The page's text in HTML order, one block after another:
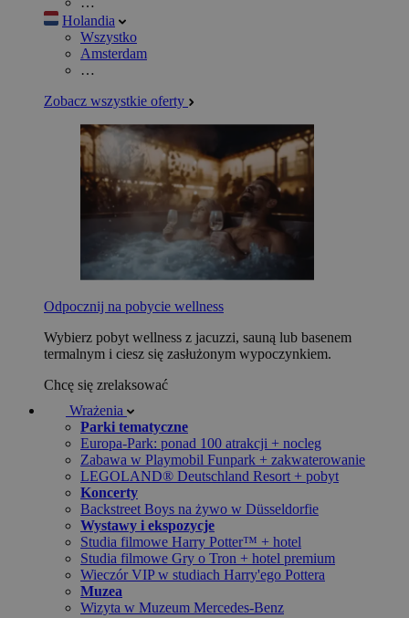
Holandia
Wszystko
Amsterdam
…
Zobacz wszystkie oferty
Odpocznij na pobycie wellness
Wybierz pobyt wellness z jacuzzi, sauną lub basenem
termalnym i ciesz się zasłużonym wypoczynkiem.
Chcę się zrelaksować
Wrażenia
Parki tematyczne
Europa-Park: ponad 100 atrakcji + nocleg
Zabawa w Playmobil Funpark + zakwaterowanie
LEGOLAND® Deutschland Resort + pobyt
Koncerty
Backstreet Boys na żywo w Düsseldorfie
Wystawy i ekspozycje
Studia filmowe Harry Potter™ + hotel
Studia filmowe Gry o Tron + hotel premium
Wieczór VIP w studiach Harry'ego Pottera
Muzea
Wizyta w Muzeum Mercedes-Benz